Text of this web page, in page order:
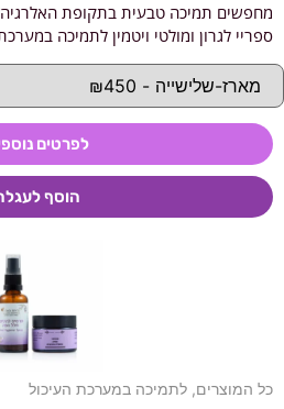
לפרטים
הוסף
מחפשים תמיכה טבעית בתקופת
ספריי לגרון ומולטי ויטמין לתמיכה
דורג5.00
מתוך 5
כל המוצרים, לתמיכה במערכת העיכול